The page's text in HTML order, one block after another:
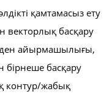
қамтамасыз ету
векторлық басқару
айырмашылығы,
бірнеше басқару
контур/жабық